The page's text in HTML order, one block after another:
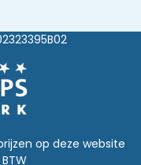
op deze website